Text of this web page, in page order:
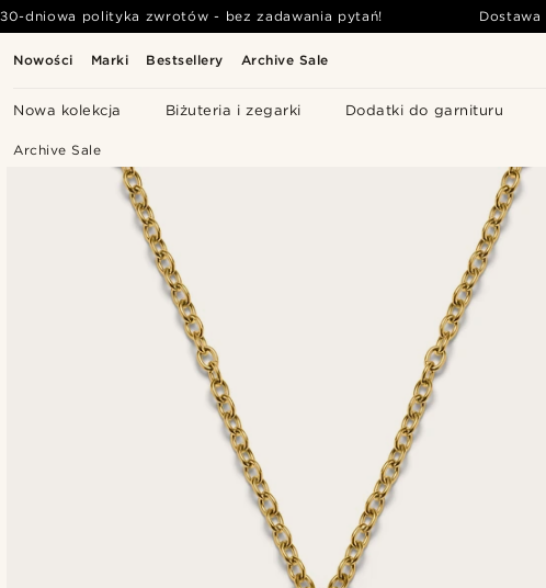
Nowości Marki Bestsellery Archive Sale
Nowa kolekcja Biżuteria i zegarki Dodatki do garnituru
30-dniowa polityka zwrotów - bez zadawania pytań! Dostawa
Archive Sale